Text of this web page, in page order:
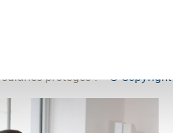
protégés ?– © Copyright